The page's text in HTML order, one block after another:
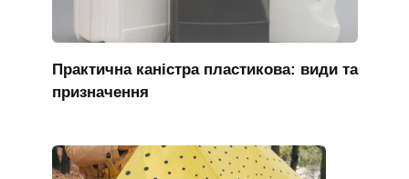
Практична каністра пластикова: види та
призначення